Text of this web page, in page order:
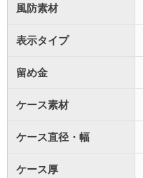
風防素材
表示タイプ
留め金
ケース素材
ケース直径・幅
ケース厚